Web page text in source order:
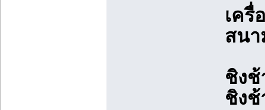
เครื่
สน
ชิงช้
ชิงช้